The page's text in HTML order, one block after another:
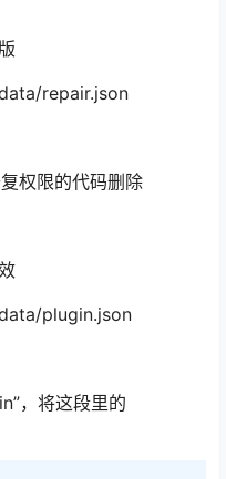
repair.json
权限的代码删除
plugin.json
，将这段里的